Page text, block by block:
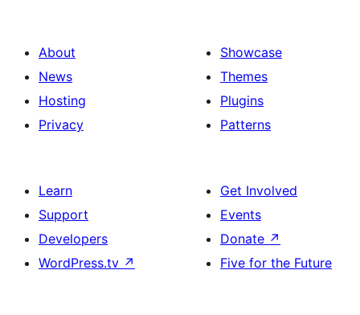
About
News
Hosting
Privacy
Showcase
Themes
Plugins
Patterns
Learn
Support
Developers
WordPress.tv ↗
Get Involved
Events
Donate ↗
Five for the Future